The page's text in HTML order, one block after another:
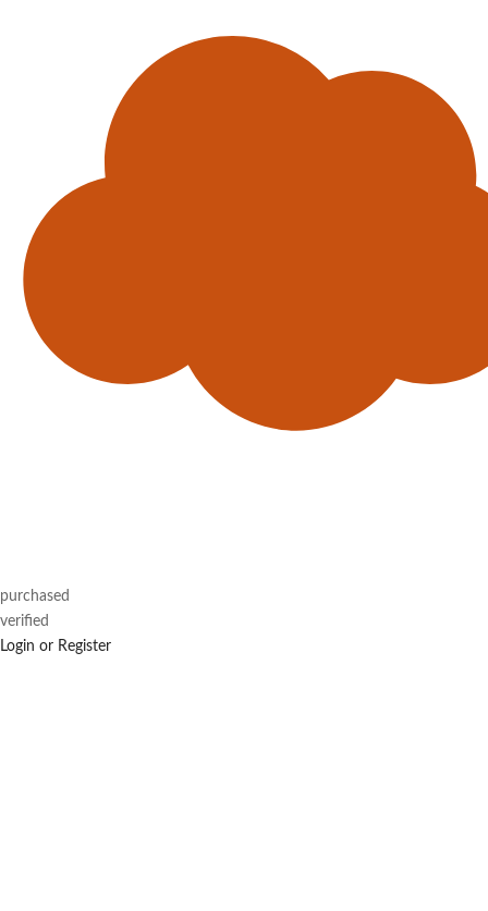
purchased
verified
Login or Register